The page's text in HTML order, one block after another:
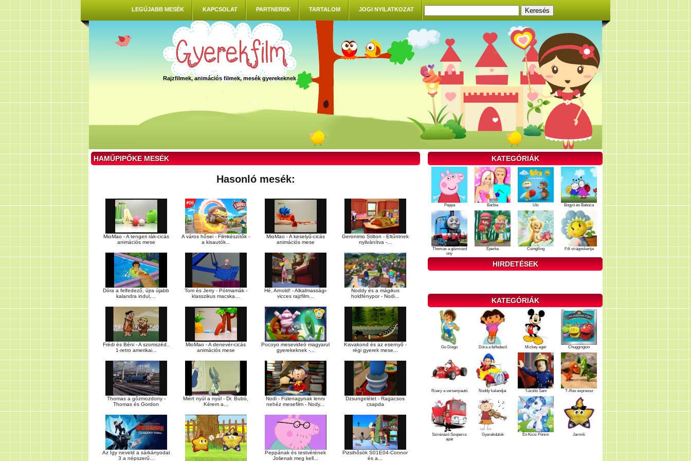
LEGÚJABB MESÉK KAPCSOLAT PARTNEREK TARTALOM JOGI NYILATKOZAT
Rajzfilmek, animációs filmek, mesék gyerekeknek
HAMŰPIPŐKE MESÉK
Hasonló mesék:
MioMao - A tengeri rák-cicás
animációs mese
A város hősei - Filmkészítők -
a kisautók...
MioMao - A keselyű-cicás
animációs mese
Geronimo Stilton - Eltűntnek
nyilvánítva -...
Dóra a felfedező, újra újabb
kalandra indul,...
Tom és Jerry - Pótmamák -
klasszikus macska...
Hé, Arnold! - Alkalmassági-
vicces rajzfilm...
Noddy és a mágikus
holdfénypor - Nodi...
Frédi és Béni - A szomszéd..
1-retro amerikai...
MioMao - A denevér-cicás
animációs mese
Pocoyo mesevideó magyarul
gyerekeknek -...
Kisvakond és az esernyő -
régi gyerek mese...
Thomas a gőzmozdony -
Thomas és Gordon
Miért nyúl a nyúl - Dr. Bubó,
Kérem a...
Nodi - Fülenagynak lenni
nehéz mesefilm - Nody...
Dzsungelélet - Ragacsos
csapda
Az Így neveld a sárkányodat
3 a népszerű...
Peppának és testvérének
Jolienak meg kell...
Pizsihősök S01E04-Connor
és a...
KATEGÓRIÁK
Peppa Barbie Uki Bogyó és Babóca
Thomas a gőzmozd
ony
Eperke Csingiling Fifi virágoskertje
HIRDETÉSEK
KATEGÓRIÁK
Go Diego Dóra a felfedező Mickey egér Chuggington
Roary a versenyautó Noddy kalandjai Tűzoltó Sam T-Rex expressz
Szirénázó Szupercs
apat
Gyerekdalok Én Kicsi Pónim Jarmik